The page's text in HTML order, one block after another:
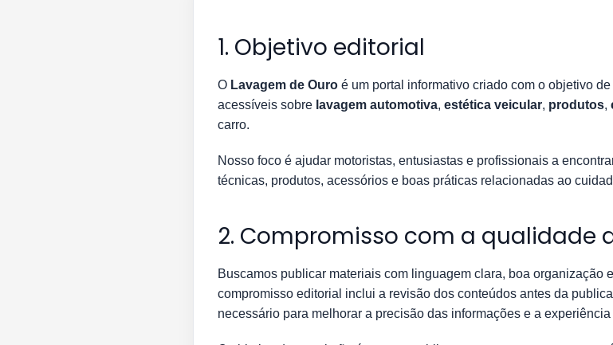
1. Objetivo editorial
O Lavagem de Ouro é um portal informativo criado com o objetivo
acessíveis sobre lavagem automotiva, estética veicular, produtos,
carro.
Nosso foco é ajudar motoristas, entusiastas e profissionais a
técnicas, produtos, acessórios e boas práticas relacionadas ao
2. Compromisso com a qualidade
Buscamos publicar materiais com linguagem clara, boa organização
compromisso editorial inclui a revisão dos conteúdos antes da
necessário para melhorar a precisão das informações e a